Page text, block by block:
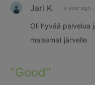
Jari K. a year ago ·
Oli hyvää palvelua
maisemat järvelle.
"Good"